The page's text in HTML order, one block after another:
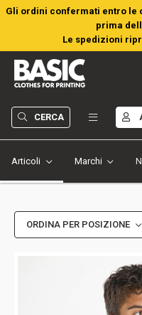
Gli ordini confermati entro le
prima
Le spedizioni
Articoli Marchi
CERCA
ORDINA PER POSIZIONE